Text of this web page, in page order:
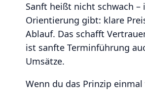
Sanft heißt nicht schwach
Orientierung gibt: klare
Ablauf. Das schafft
ist sanfte Terminführung
Umsätze.
Wenn du das Prinzip